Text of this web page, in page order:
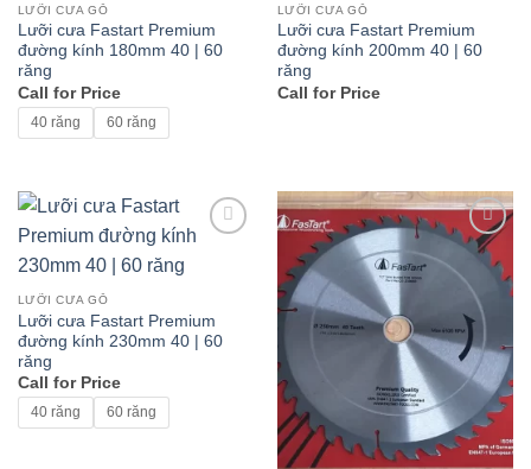
LƯỠI CƯA GỖ
Lưỡi cưa Fastart Premium
đường kính 180mm 40 | 60
răng
Call for Price
40 răng 60 răng
LƯỠI CƯA GỖ
Lưỡi cưa Fastart Premium
đường kính 200mm 40 | 60
răng
Call for Price
LƯỠI CƯA GỖ
Lưỡi cưa Fastart Premium
đường kính 230mm 40 | 60
răng
Call for Price
40 răng 60 răng
Add to
wishlist